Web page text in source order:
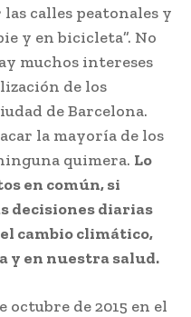
calles peatonales y
y en bicicleta”. No
muchos intereses
de los
de Barcelona.
la mayoría de los
quimera. Lo
en común, si
decisiones diarias
cambio climático,
y en nuestra salud.
de 2015 en el